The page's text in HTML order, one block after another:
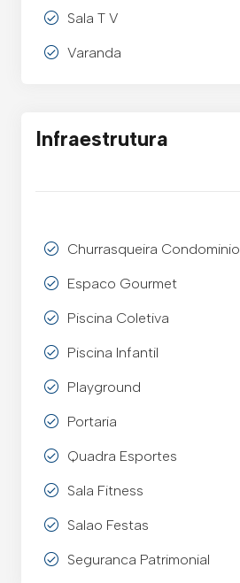
Sala T V
Varanda
Infraestrutura
Churrasqueira Condominio
Espaco Gourmet
Piscina Coletiva
Piscina Infantil
Playground
Portaria
Quadra Esportes
Sala Fitness
Salao Festas
Seguranca Patrimonial